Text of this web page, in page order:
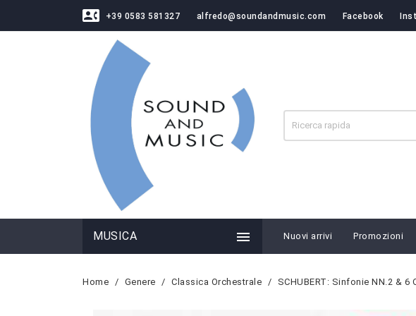
contact_phone +39 0583 581327 alfredo@soundandmusic.com Facebook
MUSICA  Nuovi arrivi Promozioni
Home Genere Classica Orchestrale SCHUBERT: Sinfonie NN.2 & 6